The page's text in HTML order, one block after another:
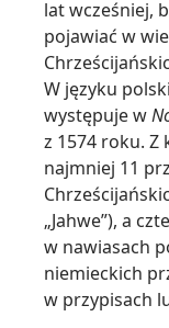
lat wcześniej,
pojawiać w
W języku
występuje w
z 1574 roku. Z
najmniej 11
„Jahwe”), a
w nawiasach
niemieckich
w przypisach